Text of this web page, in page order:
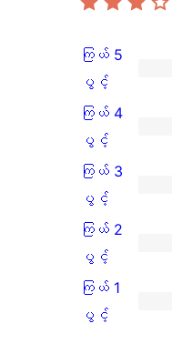
ကြယ်
5
ပွင့်
အဆင့်
သုံးသပ်
ကြယ် 5
ပွင့်
ကြယ်
4
ပွင့်
အဆင့်
သုံးသပ်
ကြယ် 4
ပွင့်
ကြယ်
3
ပွင့်
အဆင့်
သုံးသပ်
ကြယ် 3
ပွင့်
ကြယ်
2
ပွင့်
ကြယ် 2
ပွင့်
ကြယ်
ကြယ် 1
ပွင့်